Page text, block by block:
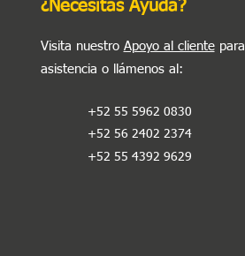
¿Necesitas Ayuda?
Visita nuestro Apoyo al clientepara
asistencia o llámenos al :
+52 55 5962 0830
+52 56 2402 2374
+52 55 4392 9629